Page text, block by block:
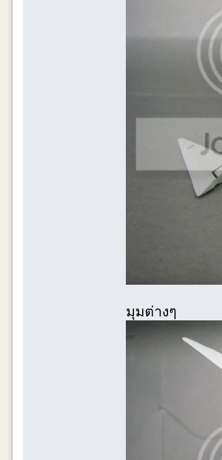
มุมต่างๆ